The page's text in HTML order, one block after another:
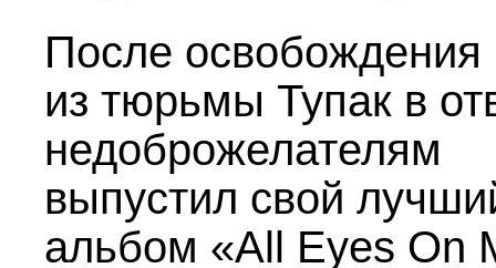
После освобождения
из тюрьмы Тупак в
недоброжелателям
выпустил свой
альбом «All Eyes On